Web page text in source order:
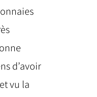
d’avoir
vu la